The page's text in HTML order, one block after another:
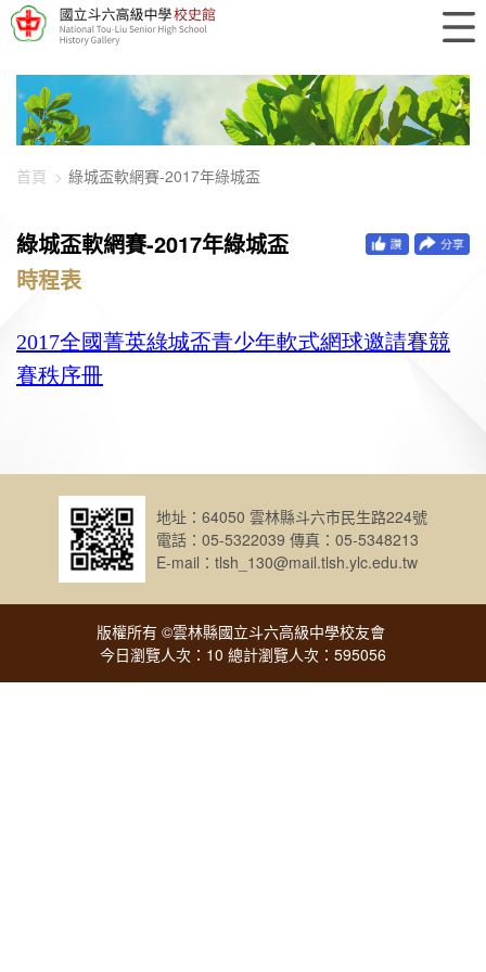
448-896
首頁 綠城盃軟網賽-2017年綠城盃
綠城盃軟網賽-2017年綠城盃
時程表
2017全國菁英綠城盃青少年軟式網球邀請賽競
賽秩序冊
地址：64050 雲林縣斗六市民生路224號
電話：05-5322039 傳真：05-5348213
E-mail：tlsh_130@mail.tlsh.ylc.edu.tw
版權所有 ©雲林縣國立斗六高級中學校友會
今日瀏覽人次：10 總計瀏覽人次：595056